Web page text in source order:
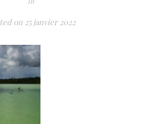
on25 janvier 2022